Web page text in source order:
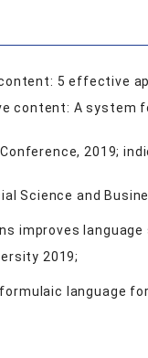
5 effective
content: A
2019;
Science and
improves language
2019;
language